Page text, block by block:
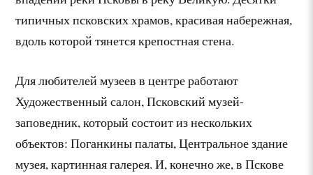
типичных псковских храмов, красивая набережная,
вдоль которой тянется крепостная стена.
Для любителей музеев в центре работают
Художественный салон, Псковский музей-
заповедник, который состоит из нескольких
объектов: Поганкины палаты, Центральное здание
музея, картинная галерея. И, конечно же, в Пскове